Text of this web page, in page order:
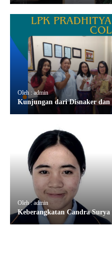
Oleh : admin
Kunjungan dari Disnaker dan
Oleh : admin
Keberangkatan Candra